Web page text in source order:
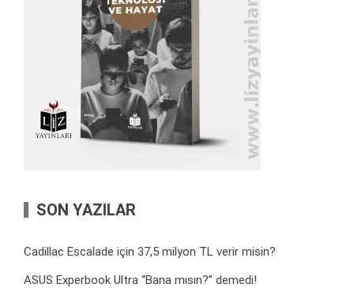
SON YAZILAR
Cadillac Escalade için 37,5 milyon TL verir misin?
ASUS Experbook Ultra “Bana mısın?” demedi!